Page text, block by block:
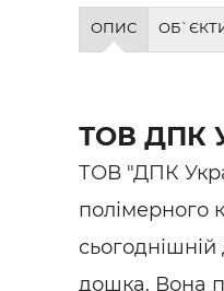
ОПИС
ТОВ ДПК
ТОВ "ДПК
полімерного
дошка. Вона